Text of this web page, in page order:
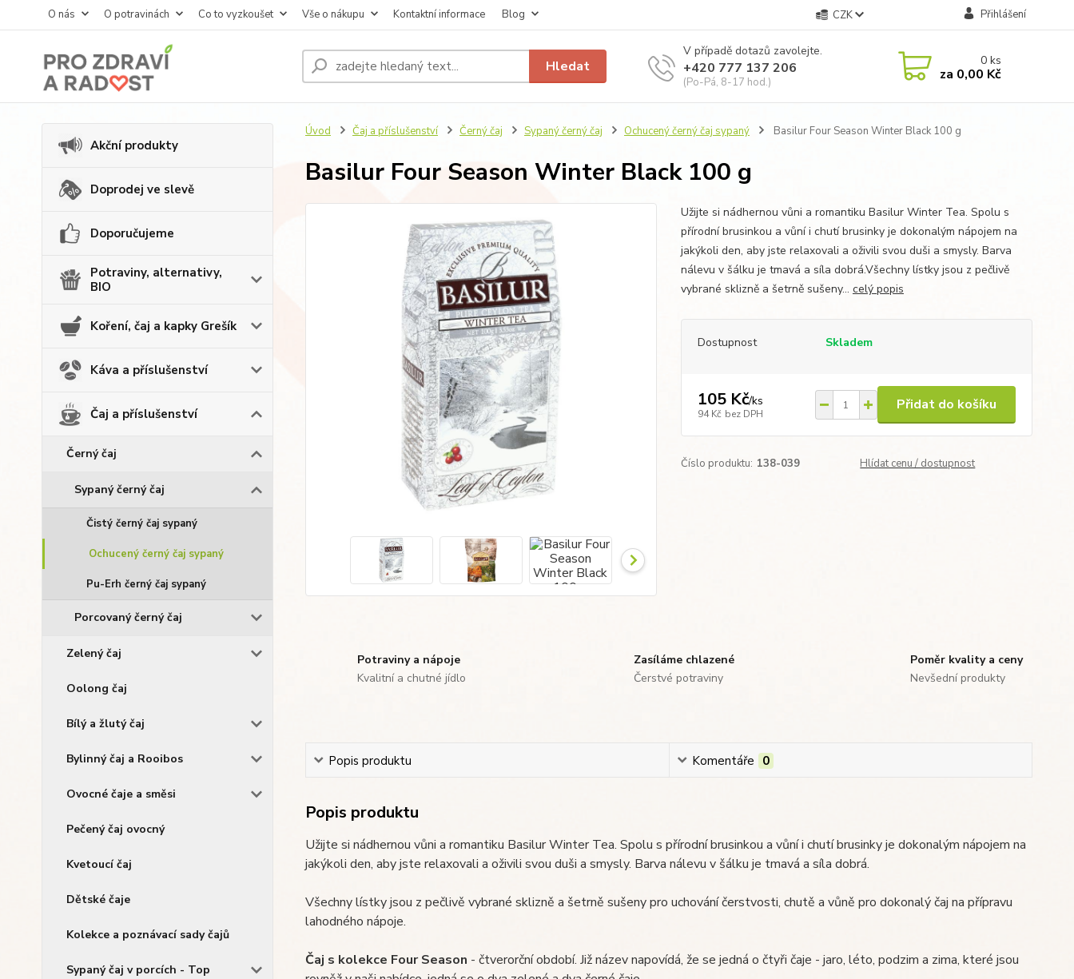
O nás O potravinách Co to vyzkoušet Vše o nákupu Kontaktní informace Blog CZK Přihlášení
Hledat
V případě dotazů zavolejte.
+420 777 137 206
(Po-Pá, 8-17 hod.)
0ks
za 0,00 Kč
Akční produkty
Doprodej ve slevě
Doporučujeme
Potraviny, alternativy,
BIO
Koření, čaj a kapky Grešík
Káva a příslušenství
Čaj a příslušenství
Černý čaj
Sypaný černý čaj
Čistý černý čaj sypaný
Ochucený černý čaj sypaný
Pu-Erh černý čaj sypaný
Porcovaný černý čaj
Zelený čaj
Oolong čaj
Bílý a žlutý čaj
Bylinný čaj a Rooibos
Ovocné čaje a směsi
Pečený čaj ovocný
Kvetoucí čaj
Dětské čaje
Kolekce a poznávací sady čajů
Sypaný čaj v porcích - Top
Úvod Čaj a příslušenství Černý čaj Sypaný černý čaj Ochucený černý čaj sypaný Basilur Four Season Winter Black 100 g
Basilur Four Season Winter Black 100 g
Užijte si nádhernou vůni a romantiku Basilur Winter Tea. Spolu s
přírodní brusinkou a vůní i chutí brusinky je dokonalým nápojem na
jakýkoli den, aby jste relaxovali a oživili svou duši a smysly. Barva
nálevu v šálku je tmavá a síla dobrá.Všechny lístky jsou z pečlivě
vybrané sklizně a šetrně sušeny... celý popis
Dostupnost Skladem
105 Kč/ks
94 Kč bez DPH
Přidat do košíku
Číslo produktu: 138-039 Hlídat cenu / dostupnost
Potraviny a nápoje
Kvalitní a chutné jídlo
Zasíláme chlazené
Čerstvé potraviny
Poměr kvality a ceny
Nevšední produkty
Popis produktu Komentáře 0
Popis produktu
Užijte si nádhernou vůni a romantiku Basilur Winter Tea. Spolu s přírodní brusinkou a vůní i chutí brusinky je dokonalým nápojem na
jakýkoli den, aby jste relaxovali a oživili svou duši a smysly. Barva nálevu v šálku je tmavá a síla dobrá.
Všechny lístky jsou z pečlivě vybrané sklizně a šetrně sušeny pro uchování čerstvosti, chutě a vůně pro dokonalý čaj na přípravu
lahodného nápoje.
Čaj s kolekce Four Season - čtverorční období. Již název napovídá, že se jedná o čtyři čaje - jaro, léto, podzim a zima, které jsou